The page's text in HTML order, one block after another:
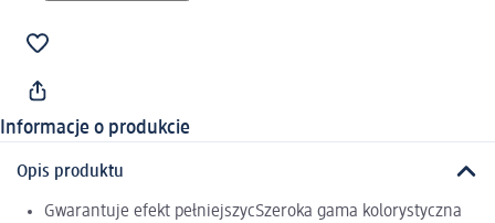
Informacje o produkcie
Opis produktu
Gwarantuje efekt pełniejszycSzeroka gama kolorystyczna